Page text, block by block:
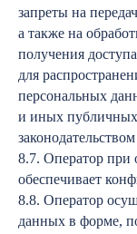
запреты на
а также на
получения
для
персональных
и иных публичных
8.7. Оператор при
обеспечивает
8.8. Оператор
данных в форме,